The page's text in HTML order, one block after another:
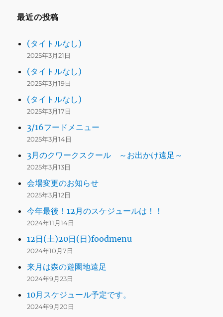
最近の投稿
(タイトルなし)
2025年3月21日
(タイトルなし)
2025年3月19日
(タイトルなし)
2025年3月17日
3/16フードメニュー
2025年3月14日
3月のクワークスクール ～お出かけ遠足～
2025年3月13日
会場変更のお知らせ
2025年3月12日
今年最後！12月のスケジュールは！！
2024年11月14日
12日(土)20日(日)foodmenu
2024年10月7日
来月は森の遊園地遠足
2024年9月23日
10月スケジュール予定です。
2024年9月20日